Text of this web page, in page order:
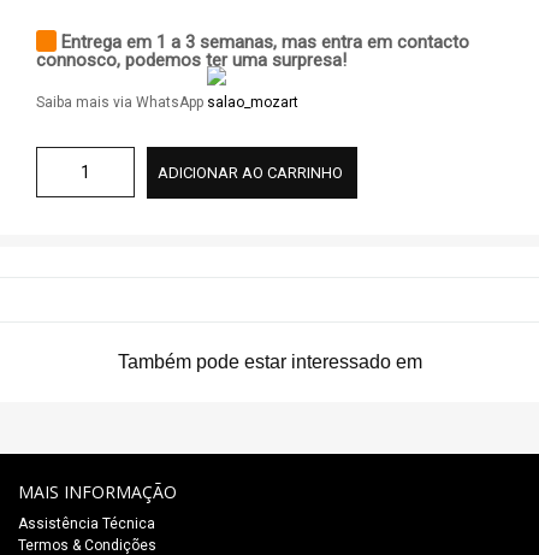
Entrega em 1 a 3 semanas, mas entra em contacto
connosco, podemos ter uma surpresa!
Saiba mais via WhatsApp
ADICIONAR AO CARRINHO
Também pode estar interessado em
MAIS INFORMAÇÃO
Assistência Técnica
Termos & Condições